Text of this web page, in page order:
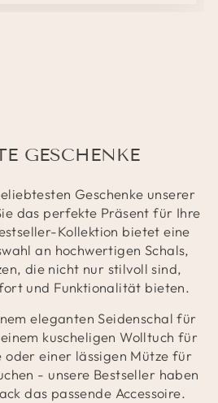
GESCHENKE
Geschenke unserer
das perfekte Präsent für Ihre
Kollektion bietet eine
an hochwertigen Schals,
die nicht nur stilvoll sind,
und Funktionalität bieten.
eleganten Seidenschal für
kuscheligen Wolltuch für
oder einer lässigen Mütze für
- unsere Bestseller haben
das passende Accessoire.